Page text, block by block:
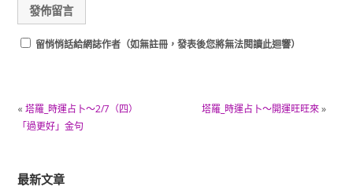
留悄悄話給網誌作者（如無註冊，發表後您將無法閱讀此迴響）
« 塔羅_時運占卜～2/7（四）
「過更好」金句
塔羅_時運占卜～開運旺旺來»
最新文章